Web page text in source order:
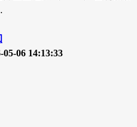
05-06 14:13:33